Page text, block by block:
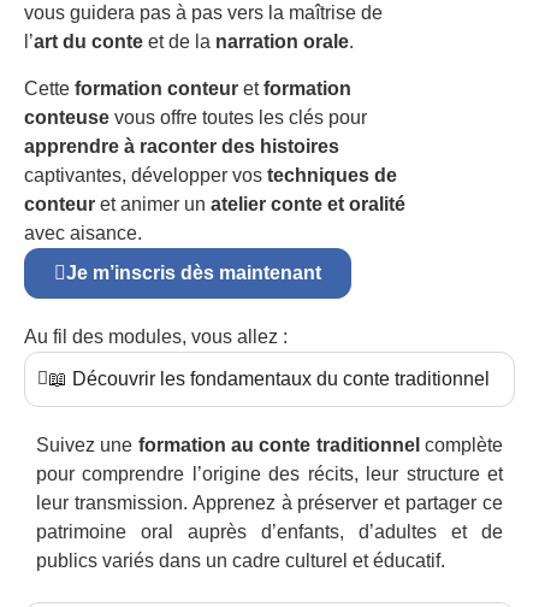
vous guidera pas à pas vers la maîtrise de
l’art du conte et de la narration orale.
Cette formation conteur etformation
conteuse vous offre toutes les clés pour
apprendre à raconter des histoires
captivantes, développer vos techniques de
conteur et animer un atelier conte et oralité
avec aisance.
Je m’inscris dès maintenant
Au fil des modules, vous allez :
📖 Découvrir les fondamentaux du conte traditionnel
Suivez une formation au conte traditionnel complète
pour comprendre l’origine des récits, leur structure et
leur transmission. Apprenez à préserver et partager ce
patrimoine oral auprès d’enfants, d’adultes et de
publics variés dans un cadre culturel et éducatif.